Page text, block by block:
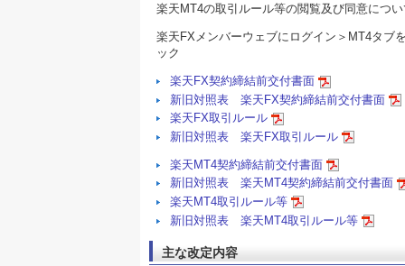
楽天MT4の取引ルール等の閲覧及び同意につ
楽天FXメンバーウェブにログイン＞MT4タブ
ック
楽天FX契約締結前交付書面
新旧対照表 楽天FX契約締結前交付書面
楽天FX取引ルール
新旧対照表 楽天FX取引ルール
楽天MT4契約締結前交付書面
新旧対照表 楽天MT4契約締結前交付書面
楽天MT4取引ルール等
新旧対照表 楽天MT4取引ルール等
主な改定内容